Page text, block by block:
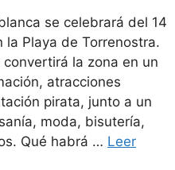
se celebrará del 14
Playa de Torrenostra.
la zona en un
atracciones
pirata, junto a un
moda, bisutería,
Qué habrá … Leer